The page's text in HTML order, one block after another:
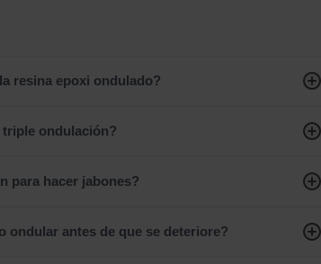
resina epoxi ondulado?
ondulación?
para hacer jabones?
ondular antes de que se deteriore?